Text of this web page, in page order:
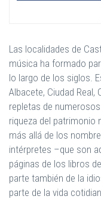
Las localidades de
música ha formado
lo largo de los siglos.
Albacete, Ciudad Real,
repletas de
riqueza del patrimonio
más allá de los
intérpretes –que son
páginas de los libros
parte también de la
parte de la vida